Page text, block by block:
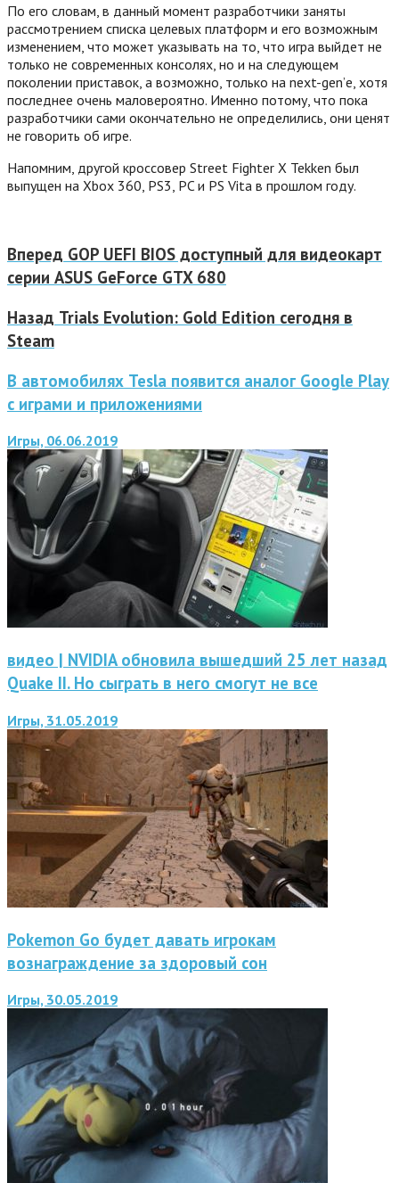
По его словам, в данный момент разработчики заняты
рассмотрением списка целевых платформ и его возможным
изменением, что может указывать на то, что игра выйдет не
только не современных консолях, но и на следующем
поколении приставок, а возможно, только на next-gen’е, хотя
последнее очень маловероятно. Именно потому, что пока
разработчики сами окончательно не определились, они ценят
не говорить об игре.
Напомним, другой кроссовер Street Fighter X Tekken был
выпущен на Xbox 360, PS3, PC и PS Vita в прошлом году.
Вперед GOP UEFI BIOS доступный для видеокарт
серии ASUS GeForce GTX 680
Назад Trials Evolution: Gold Edition сегодня в
Steam
В автомобилях Tesla появится аналог Google Play
с играми и приложениями
Игры, 06.06.2019
видео | NVIDIA обновила вышедший 25 лет назад
Quake II. Но сыграть в него смогут не все
Игры, 31.05.2019
Pokemon Go будет давать игрокам
вознаграждение за здоровый сон
Игры, 30.05.2019